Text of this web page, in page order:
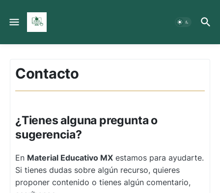
Contacto
¿Tienes alguna pregunta o
sugerencia?
En Material Educativo MX estamos para ayudarte.
Si tienes dudas sobre algún recurso, quieres
proponer contenido o tienes algún comentario,